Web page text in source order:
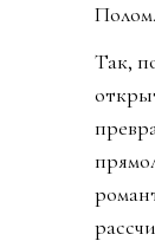
Полом.
Так,